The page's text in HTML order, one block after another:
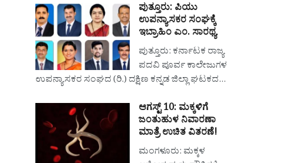
ಪುತ್ತೂರು: ಪಿಯು
ಉಪನ್ಯಾಸಕರ ಸಂಘಕ್ಕೆ
ಇಬ್ರಾಹಿಂ ಎಂ. ಸಾರಥ್ಯ
ಪುತ್ತೂರು: ಕರ್ನಾಟಕ ರಾಜ್ಯ
ಪದವಿ ಪೂರ್ವ ಕಾಲೇಜುಗಳ
ಉಪನ್ಯಾಸಕರ ಸಂಘದ (ರಿ.) ದಕ್ಷಿಣ ಕನ್ನಡ ಜಿಲ್ಲಾ ಘಟಕದ…
ಆಗಸ್ಟ್ 10: ಮಕ್ಕಳಿಗೆ
ಜಂತುಹುಳ ನಿವಾರಣಾ
ಮಾತ್ರೆ ಉಚಿತ ವಿತರಣೆ!
ಮಂಗಳೂರು: ಮಕ್ಕಳ